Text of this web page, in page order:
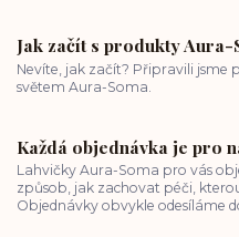
Jak začít s produkty Aura-
Nevíte, jak začít? Připravili jsme
světem Aura-Soma.
Každá objednávka je pro
Lahvičky Aura-Soma pro vás
způsob, jak zachovat péči,
Objednávky obvykle odesíláme